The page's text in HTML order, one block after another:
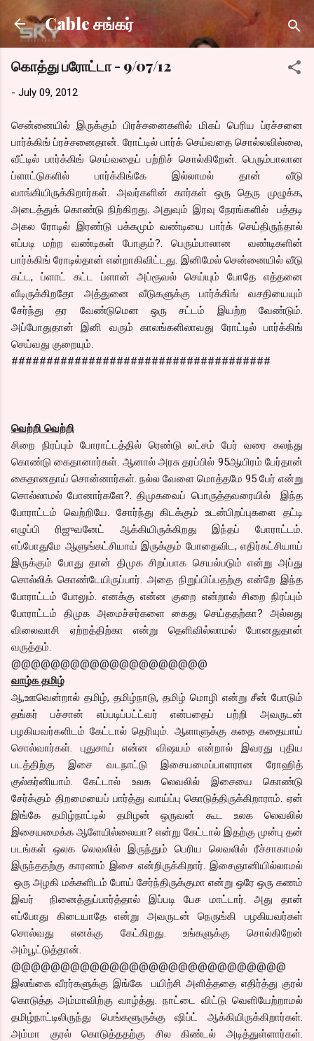
Skip to main content
Cable சங்கர்
கொத்து பரோட்டா - 9/07/12
- July 09, 2012
சென்னையில் இருக்கும் பிரச்சனைகளில் மிகப் பெரிய ப்ரச்சனை
பார்க்கிங் ப்ரச்சனைதான். ரோட்டில் பார்க் செய்வதை சொல்லவில்லை,
வீட்டில் பார்க்கிங் செய்வதைப் பற்றிச் சொல்கிறேன். பெரும்பாலான
ப்ளாட்டுகளில் பார்க்கிங்கே இல்லாமல் தான் வீடு
வாங்கியிருக்கிறார்கள். அவர்களின் கார்கள் ஒரு தெரு முழுக்க,
அடைத்துக் கொண்டு நிற்கிறது. அதுவும் இரவு நேரங்களில் பத்தடி
அகல ரோடில் இரண்டு பக்கமும் வண்டியை பார்க் செய்திருந்தால்
எப்படி மற்ற வண்டிகள் போகும்?. பெரும்பாலான வண்டிகளின்
பார்க்கிங் ரோடில்தான் என்றாகிவிட்டது. இனிமேல் சென்னையில் வீடு
கட்ட, ப்ளாட் கட்ட ப்ளான் அப்ரூவல் செய்யும் போதே எத்தனை
வீடிருக்கிறதோ அத்துனை வீடுகளுக்கு பார்க்கிங் வசதியையும்
சேர்ந்து தர வேண்டுமென ஒரு சட்டம் இயற்ற வேண்டும்.
அப்போதுதான் இனி வரும் காலங்களிலாவது ரோட்டில் பார்க்கிங்
செய்வது குறையும்.
#####################################
வெற்றி வெற்றி
சிறை நிரப்பும் போராட்டத்தில் ரெண்டு லட்சம் பேர் வரை கலந்து
கொண்டு கைதானார்கள். ஆனால் அரசு தரப்பில் 95ஆயிரம் பேர்தான்
கைதானதாய் சொன்னார்கள். நல்ல வேளை மொத்தமே 95 பேர் என்று
சொல்லாமல் போனார்களே?. திமுகவைப் பொருத்தவரையில் இந்த
போராட்டம் வெற்றியே. சோர்ந்து கிடக்கும் உடன்பிறப்புகளை தட்டி
எழுப்பி ரிஜுவனேட் ஆக்கியிருக்கிறது இந்தப் போராட்டம்.
எப்போதுமே ஆளுங்கட்சியாய் இருக்கும் போதைவிட, எதிர்கட்சியாய்
இருக்கும் போது தான் திமுக சிறப்பாக செயல்படும் என்று அப்து
சொல்லிக் கொண்டேயிருப்பார். அதை நிறுப்பிப்பதற்கு என்றே இந்த
போராட்டம் போலும். எனக்கு என்ன குறை என்றால் சிறை நிரப்பும்
போராட்டம் திமுக அமைச்சர்களை கைது செய்ததற்கா? அல்லது
விலைவாசி ஏற்றத்திற்கா என்று தெளிவில்லாமல் போனதுதான்
வருத்தம்.
@@@@@@@@@@@@@@@@@@@@
வாழ்க தமிழ்
ஆ,ஊவென்றால் தமிழ், தமிழ்நாடு, தமிழ் மொழி என்று சீன் போடும்
தங்கர் பச்சான் எப்படிப்பட்ட்வர் என்பதைப் பற்றி அவருடன்
பழகியவர்களிடம் கேட்டால் தெரியும். ஆளாளுக்கு கதை கதையாய்
சொல்வார்கள். புதுசாய் என்ன விஷயம் என்றால் இவரது புதிய
படத்திற்கு இசை வடநாட்டு இசையமைப்பாளரான ரோஹித்
குல்கர்னியாம். கேட்டால் உலக லெவலில் இசையை கொண்டு
சேர்க்கும் திறமையைப் பார்த்து வாய்ப்பு கொடுத்திருக்கிறாராம். ஏன்
இங்கே தமிழ்நாட்டில் தமிழன் ஒருவன் கூட உலக லெவலில்
இசையமைக்க ஆளேயில்லையா? என்று கேட்டால் இதற்கு முன்பு தன்
படங்கள் ஒலக லெவலில் இருந்தும் பெரிய லெவலில் ரீச்சாகாமல்
இருந்ததற்கு காரணம் இசை என்றிருக்கிறார். இசைஞானியில்லாமல்
ஒரு அழகி மக்களிடம் போய் சேர்ந்திருக்குமா என்று ஒரே ஒரு கணம்
இவர் நினைத்துப்பார்த்தால் இப்படி பேச மாட்டார். அது தான்
எப்போது கிடையாதே என்று அவருடன் நெருங்கி பழகியவர்கள்
சொல்வது எனக்கு கேட்கிறது. உங்களுக்கு சொல்கிறேன்
அம்பூட்டுத்தான்.
@@@@@@@@@@@@@@@@@@@@@@@@@@@@
இலங்கை வீரர்களுக்கு இங்கே பயிற்சி அளித்ததை எதிர்த்து குரல்
கொடுத்த அம்மாவிற்கு வாழ்த்து. நாட்டை விட்டு வெளியேற்றாமல்
தமிழ்நாட்டிலிருந்து பெங்களூருக்கு ஷிப்ட் ஆக்கியிருக்கிறார்கள்.
அம்மா குரல் கொடுத்ததற்கு சில கிண்டல் அடித்துள்ளார்கள்.